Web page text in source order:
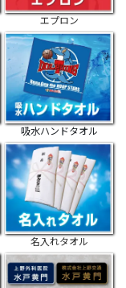
エプロン
吸水ハンドタオル
名入れタオル